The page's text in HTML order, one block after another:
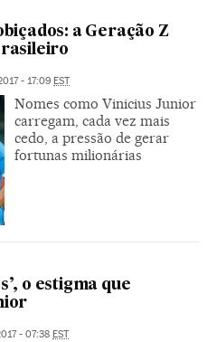
a Geração Z
- 17:09 EST
Nomes como Vinicius Junior
carregam, cada vez mais
cedo, a pressão de gerar
fortunas milionárias
o estigma que
- 07:38 EST